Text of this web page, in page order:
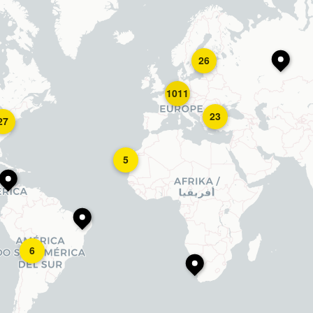
6
26
5
23
1011